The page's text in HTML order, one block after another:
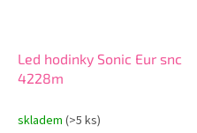
Led hodinky Sonic Eur snc
4228m
skladem (>5 ks)